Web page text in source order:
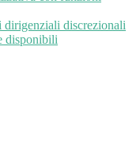
dirigenziali discrezionali
disponibili